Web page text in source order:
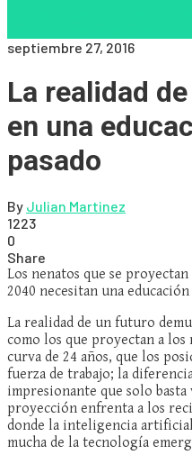
septiembre 27, 2016
La realidad
en una
pasado
By Julian Martinez
1223
0
Share
Los nenatos que se
2040 necesitan una educación
La realidad de un futuro
como los que proyectan a los
curva de 24 años, que los
fuerza de trabajo; la
impresionante que solo
proyección enfrenta a los
donde la inteligencia
mucha de la tecnología